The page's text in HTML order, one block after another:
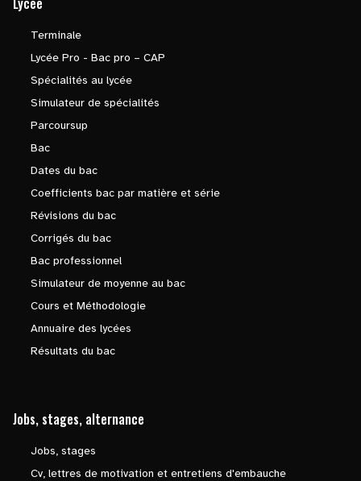
Terminale
Lycée Pro - Bac pro – CAP
Spécialités au lycée
Simulateur de spécialités
Parcoursup
Bac
Dates du bac
Coefficients bac par matière et série
Révisions du bac
Corrigés du bac
Bac professionnel
Simulateur de moyenne au bac
Cours et Méthodologie
Annuaire des lycées
Résultats du bac
Jobs, stages, alternance
Jobs, stages
Cv, lettres de motivation et entretiens d'embauche